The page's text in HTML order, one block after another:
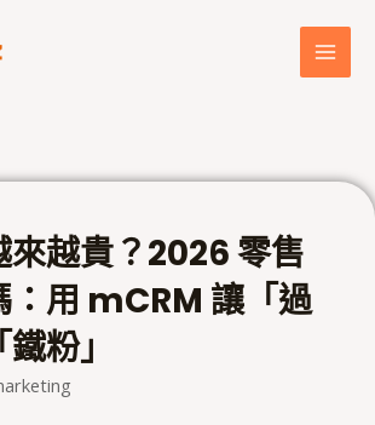
來越貴？2026 零售
：用 mCRM 讓「過
粉」